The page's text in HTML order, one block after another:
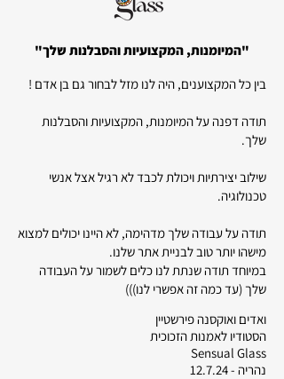
"המיומנות, המקצועיות והסבלנות שלך"
בין כל המקצוענים, היה לנו מזל לבחור גם בן אדם !
תודה דפנה על המיומנות, המקצועיות והסבלנות
שלך.
שילוב יצירתיות ויכולת לכבד לא רגיל אצל אנשי
טכנולוגיה.
תודה על עבודה שלך מדהימה, לא היינו יכולים למצוא
מישהו יותר טוב לבניית אתר שלנו.
במיוחד תודה שנתת לנו כלים לשמור על העבודה
שלך (עד כמה זה אפשרי לנו)))
ואדים ואוקסנה פירשטיין
הסטודיו לאמנות הזכוכית
Sensual Glass
נהריה - 12.7.24